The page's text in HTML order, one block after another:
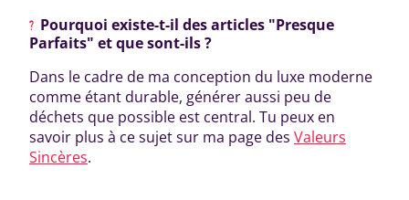
Pourquoi existe-t-il des articles "Presque
Parfaits" et que sont-ils ?
Dans le cadre de ma conception du luxe moderne
comme étant durable, générer aussi peu de
déchets que possible est central. Tu peux en
savoir plus à ce sujet sur ma page des Valeurs
Sincères.